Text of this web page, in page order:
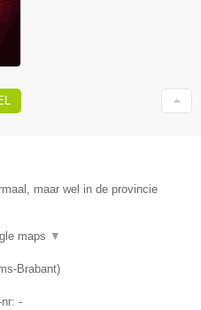
maar wel in de provincie
maps ▼
Brabant)
-